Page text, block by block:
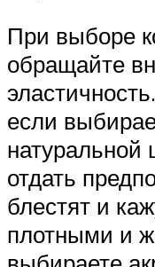
При выборе
обращайте
если
натуральной
отдать
блестят и
плотными и